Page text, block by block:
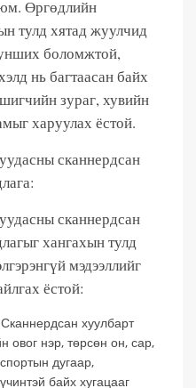
Өргөдлийн
тулд хятад жуулчид
боломжтой,
нь багтаасан байх
зураг, хувийн
харуулах ёстой.
сканнердсан
сканнердсан
хангахын тулд
мэдээллийг
ёстой:
Сканнердсан хуулбарт
овог нэр, төрсөн он, сар,
дугаар,
байх хугацааг